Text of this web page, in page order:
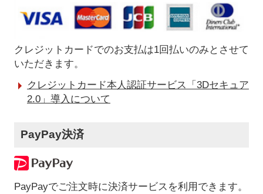
クレジットカードでのお支払は1回払いのみとさせて
いただきます。
クレジットカード本人認証サービス「3Dセキュア
2.0」導入について
PayPay決済
PayPayでご注文時に決済サービスを利用できます。